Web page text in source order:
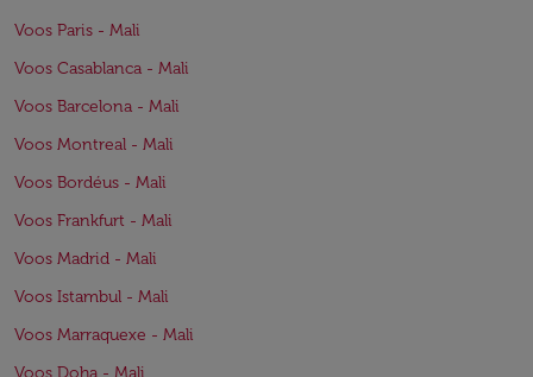
Voos Paris - Mali
Voos Casablanca - Mali
Voos Barcelona - Mali
Voos Montreal - Mali
Voos Bordéus - Mali
Voos Frankfurt - Mali
Voos Madrid - Mali
Voos Istambul - Mali
Voos Marraquexe - Mali
Voos Doha - Mali